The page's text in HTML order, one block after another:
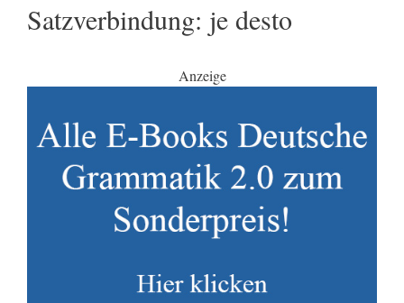
Satzverbindung: je desto
Anzeige